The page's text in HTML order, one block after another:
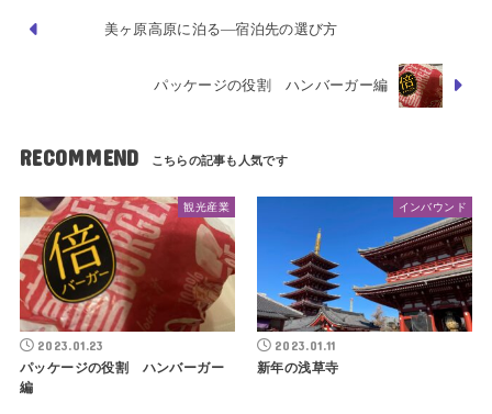
美ヶ原高原に泊る―宿泊先の選び方
パッケージの役割 ハンバーガー編
RECOMMEND
観光産業
2023.01.23
パッケージの役割 ハンバーガー
編
インバウンド
2023.01.11
新年の浅草寺